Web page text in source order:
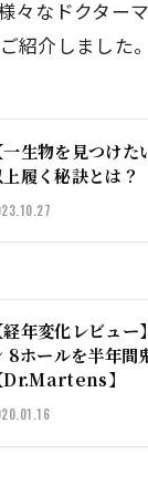
々なドクター
紹介しました。
一生物を見つけ
履く秘訣とは？
経年変化レビュ
8ホールを半年間
Dr.Martens】